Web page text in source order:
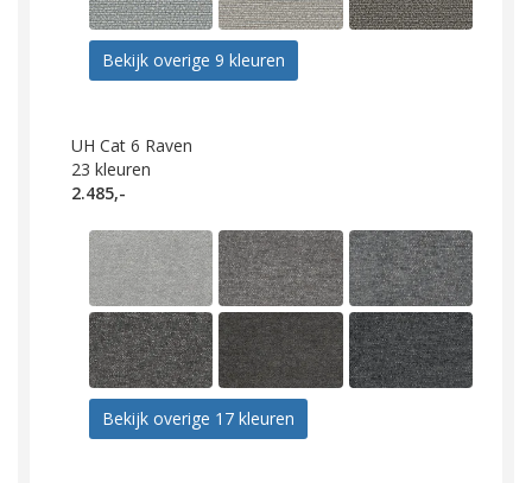
Bekijk overige 9 kleuren
UH Cat 6 Raven
23 kleuren
2.485,-
Bekijk overige 17 kleuren